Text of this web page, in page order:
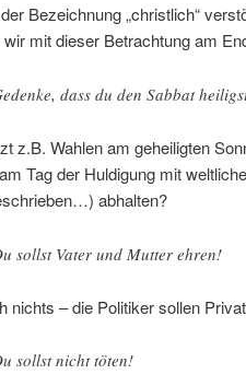
Bezeichnung „christlich“
mit dieser Betrachtung am
dass du den Sabbat
z.B. Wahlen am geheiligten
Tag der Huldigung mit
abhalten?
sollst Vater und Mutter ehren!
nichts – die Politiker sollen
sollst nicht töten!